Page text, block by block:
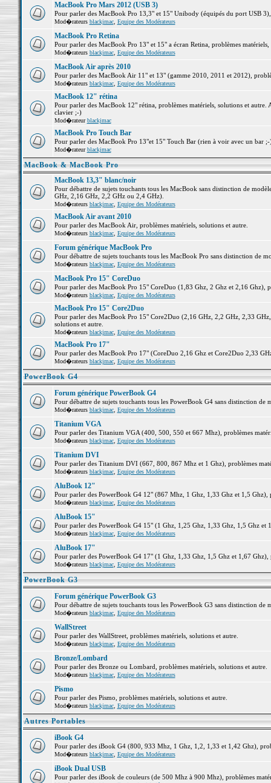
MacBook Pro Mars 2012 (USB 3)
Pour parler des MacBook Pro 13,3" et 15" Unibody (équipés du port USB
Mod�rateurs blackjmac, Equipe des Modérateurs
MacBook Pro Retina
Pour parler des MacBook Pro 13" et 15" a écran Retina, problèmes matériels,
Mod�rateurs blackjmac, Equipe des Modérateurs
MacBook Air après 2010
Pour parler des MacBook Air 11" et 13" (gamme 2010, 2011 et 2012),
Mod�rateurs blackjmac, Equipe des Modérateurs
MacBook 12" rétina
Pour parler des MacBook 12" rétina, problèmes matériels, solutions et
clavier ;-)
Mod�rateurblackjmac
MacBook Pro Touch Bar
Pour parler des MacBook Pro 13"et 15" Touch Bar (rien à voir avec un bar
Mod�rateurblackjmac
MacBook & MacBook Pro
MacBook 13,3" blanc/noir
Pour débattre de sujets touchants tous les MacBook sans distinction de
GHz, 2,16 GHz, 2,2 GHz ou 2,4 GHz).
Mod�rateurs blackjmac, Equipe des Modérateurs
MacBook Air avant 2010
Pour parler des MacBook Air, problèmes matériels, solutions et autre.
Mod�rateurs blackjmac, Equipe des Modérateurs
Forum générique MacBook Pro
Pour débattre de sujets touchants tous les MacBook Pro sans distinction de
Mod�rateurs blackjmac, Equipe des Modérateurs
MacBook Pro 15" CoreDuo
Pour parler des MacBook Pro 15" CoreDuo (1,83 Ghz, 2 Ghz et 2,16 Ghz),
Mod�rateurs blackjmac, Equipe des Modérateurs
MacBook Pro 15" Core2Duo
Pour parler des MacBook Pro 15" Core2Duo (2,16 GHz, 2,2 GHz, 2,33
solutions et autre.
Mod�rateurs blackjmac, Equipe des Modérateurs
MacBook Pro 17"
Pour parler des MacBook Pro 17" (CoreDuo 2,16 Ghz et Core2Duo 2,33
Mod�rateurs blackjmac, Equipe des Modérateurs
PowerBook G4
Forum générique PowerBook G4
Pour débattre de sujets touchants tous les PowerBook G4 sans distinction de
Mod�rateurs blackjmac, Equipe des Modérateurs
Titanium VGA
Pour parler des Titanium VGA (400, 500, 550 et 667 Mhz), problèmes
Mod�rateurs blackjmac, Equipe des Modérateurs
Titanium DVI
Pour parler des Titanium DVI (667, 800, 867 Mhz et 1 Ghz), problèmes
Mod�rateurs blackjmac, Equipe des Modérateurs
AluBook 12"
Pour parler des PowerBook G4 12" (867 Mhz, 1 Ghz, 1,33 Ghz et 1,5 Ghz),
Mod�rateurs blackjmac, Equipe des Modérateurs
AluBook 15"
Pour parler des PowerBook G4 15" (1 Ghz, 1,25 Ghz, 1,33 Ghz, 1,5 Ghz et
Mod�rateurs blackjmac, Equipe des Modérateurs
AluBook 17"
Pour parler des PowerBook G4 17" (1 Ghz, 1,33 Ghz, 1,5 Ghz et 1,67 Ghz),
Mod�rateurs blackjmac, Equipe des Modérateurs
PowerBook G3
Forum générique PowerBook G3
Pour débattre de sujets touchants tous les PowerBook G3 sans distinction de
Mod�rateurs blackjmac, Equipe des Modérateurs
WallStreet
Pour parler des WallStreet, problèmes matériels, solutions et autre.
Mod�rateurs blackjmac, Equipe des Modérateurs
Bronze/Lombard
Pour parler des Bronze ou Lombard, problèmes matériels, solutions et autre.
Mod�rateurs blackjmac, Equipe des Modérateurs
Pismo
Pour parler des Pismo, problèmes matériels, solutions et autre.
Mod�rateurs blackjmac, Equipe des Modérateurs
Autres Portables
iBook G4
Pour parler des iBook G4 (800, 933 Mhz, 1 Ghz, 1,2, 1,33 et 1,42 Ghz),
Mod�rateurs blackjmac, Equipe des Modérateurs
iBook Dual USB
Pour parler des iBook de couleurs (de 500 Mhz à 900 Mhz), problèmes